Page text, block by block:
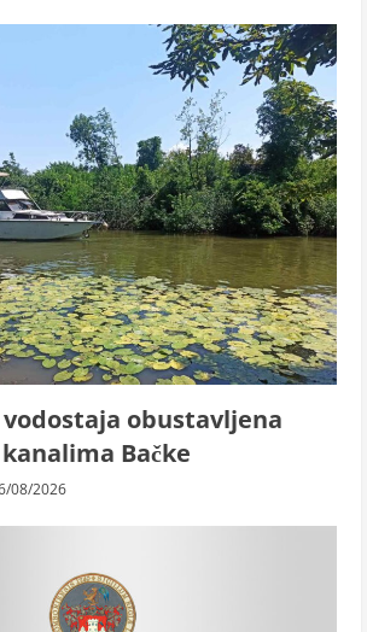
vodostaja obustavljena
Bačke
08/2026